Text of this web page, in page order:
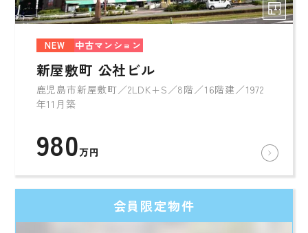
NEW 中古マンション
新屋敷町 公社ビル
鹿児島市新屋敷町／2LDK+S／8階／16階建／1972
年11月築
980万円
会員限定物件